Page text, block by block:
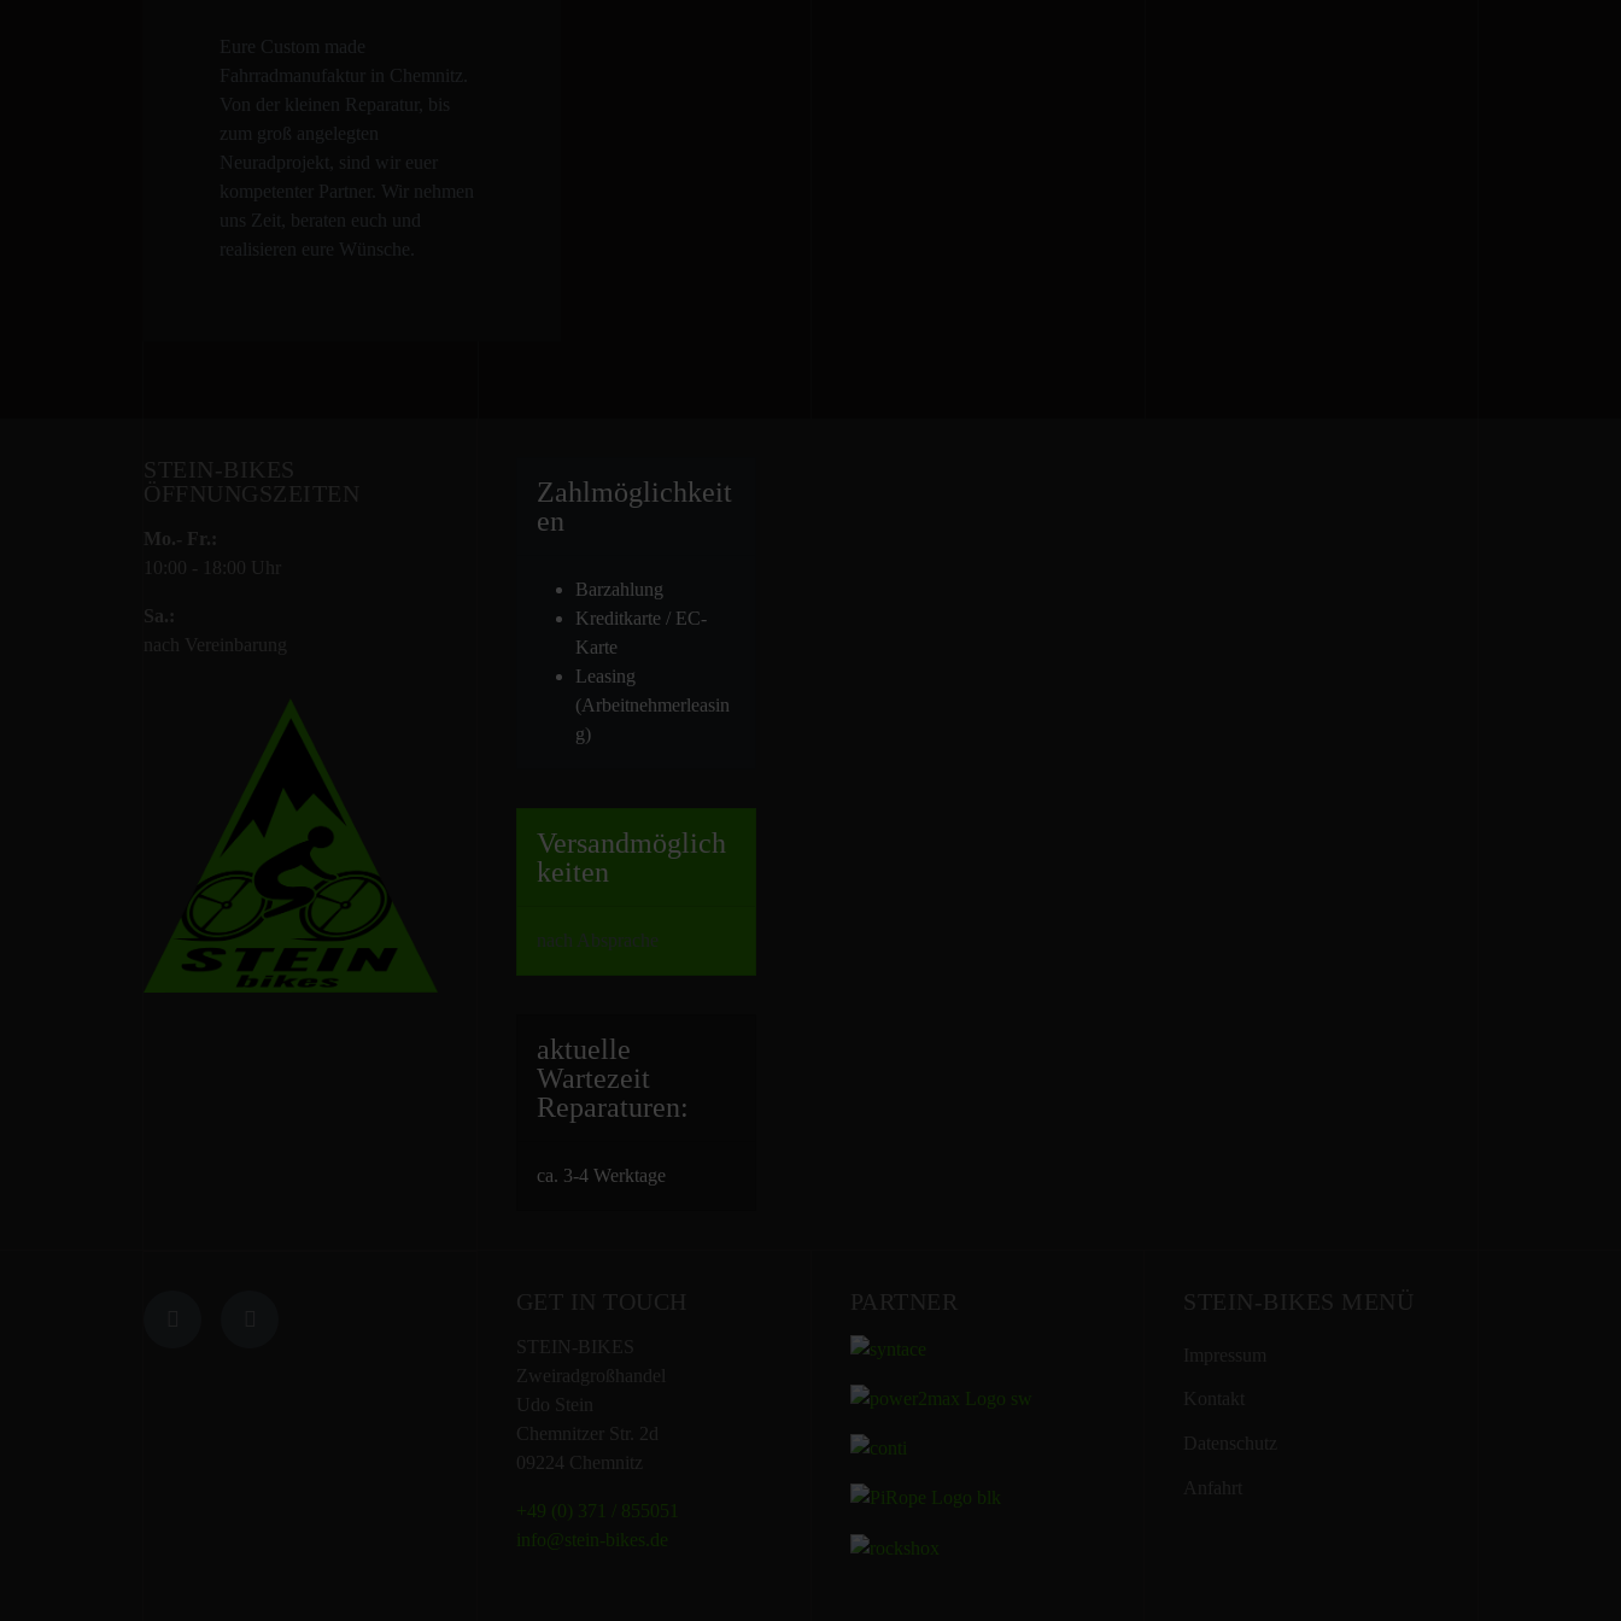
Eure Custom made
Fahrradmanufaktur in Chemnitz.
Von der kleinen Reparatur, bis
zum groß angelegten
Neuradprojekt, sind wir euer
kompetenter Partner. Wir nehmen
uns Zeit, beraten euch und
realisieren eure Wünsche.
STEIN-BIKES
ÖFFNUNGSZEITEN
Mo.- Fr.:
10:00 - 18:00 Uhr
Sa.:
nach Vereinbarung
Zahlmöglichkeit
en
Barzahlung
Kreditkarte / EC-
Karte
Leasing
(Arbeitnehmerleasin
g)
Versandmöglich
keiten
nach Absprache
aktuelle
Wartezeit
Reparaturen:
ca. 3-4 Werktage
GET IN TOUCH
STEIN-BIKES
Zweiradgroßhandel
Udo Stein
Chemnitzer Str. 2d
09224 Chemnitz
+49 (0) 371 / 855051
info@stein-bikes.de
PARTNER STEIN-BIKES MENÜ